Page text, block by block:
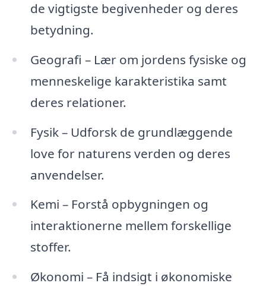
de vigtigste begivenheder og deres
betydning.
Geografi – Lær om jordens fysiske og
menneskelige karakteristika samt
deres relationer.
Fysik – Udforsk de grundlæggende
love for naturens verden og deres
anvendelser.
Kemi – Forstå opbygningen og
interaktionerne mellem forskellige
stoffer.
Økonomi – Få indsigt i økonomiske